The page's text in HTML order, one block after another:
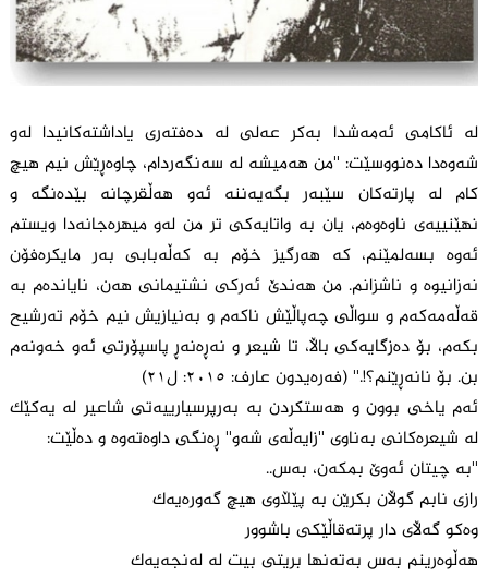
لە ئاکامی ئەمەشدا بەکر عەلی لە دەفتەری یاداشتەکانیدا لەو
شەوەدا دەنووسێت: ''من هەمیشە لە سەنگەردام، چاوەڕێش نیم هیچ
کام لە پارتەکان سێبەر بگەیەننە ئەو هەڵقرچانە بێدەنگە و
نهێنییەی ناوەوەم، یان بە واتایەکی تر من لەو میهرەجانەدا ویستم
ئەوە بسەلمێنم، کە هەرگیز خۆم بە کەڵەبابی بەر مایکرەفۆن
نەزانیوە و ناشزانم. من هەندێ ئەرکی نشتیمانی هەن، نایاندەم بە
قەڵەمەکەم و سواڵی چەپاڵێش ناکەم و بەنیازیش نیم خۆم تەرشیح
بکەم، بۆ دەزگایەکی باڵا، تا شیعر و نەڕەنەڕ پاسپۆرتی ئەو خەونەم
بن. بۆ نانەڕێنم؟!.'' (فەرەیدون عارف: ٢٠١٥: ل٢١)
ئەم یاخی بوون و هەستکردن بە بەرپرسیارییەتی شاعیر لە یەکێک
لە شیعرەکانی بەناوی ''زایەڵەی شەو'' ڕەنگی داوەتەوە و دەڵێت:
''بە چیتان ئەوێ بمکەن، بەس..
رازی نابم گوڵان بکرێن بە پێڵاوی هیچ گەورەیەک
وەکو گەڵای دار پرتەقاڵێکی باشوور
هەڵوەرینم بەس بەتەنها بریتی بیت لە لەنجەیەک